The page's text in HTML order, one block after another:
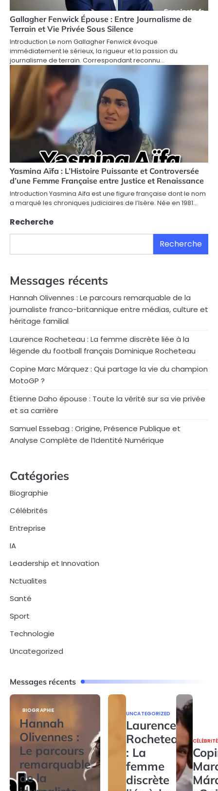
Gallagher Fenwick Épouse : Entre Journalisme de
Terrain et Vie Privée Sous Silence
Introduction Le nom Gallagher Fenwick évoque
immédiatement le sérieux, la rigueur et la passion du
journalisme de terrain. Correspondant reconnu…
Yasmina Aïfa : L’Histoire Puissante et Controversée
d’une Femme Française entre Justice et Renaissance
Introduction Yasmina Aïfa est une figure française dont le nom
a marqué les chroniques judiciaires de l’Isère. Née en 1981…
Recherche
Recherche
Messages récents
Hannah Olivennes : Le parcours remarquable de la
journaliste franco-britannique entre médias, culture et
héritage familial
Laurence Rocheteau : La femme discrète liée à la
légende du football français Dominique Rocheteau
Copine Marc Márquez : Qui partage la vie du champion
MotoGP ?
Étienne Daho épouse : Toute la vérité sur sa vie privée
et sa carrière
Samuel Essebag : Origine, Présence Publique et
Analyse Complète de l’Identité Numérique
Catégories
Biographie
Célébrités
Entreprise
IA
Leadership et Innovation
Nctualites
Santé
Sport
Technologie
Uncategorized
Messages récents
BIOGRAPHIE
Hannah
Olivennes :
Le parcours
remarquable
de la
UNCATEGORIZED
Laurence
Rocheteau
: La
femme
discrète